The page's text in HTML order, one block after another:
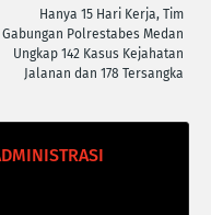
Hanya 15 Hari Kerja, Tim
Gabungan Polrestabes Medan
Ungkap 142 Kasus Kejahatan
Jalanan dan 178 Tersangka